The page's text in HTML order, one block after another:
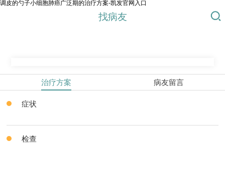
调皮的勺子小细胞肺癌广泛期的治疗方案-凯发官网入口
找病友
治疗方案 病友留言
症状
检查